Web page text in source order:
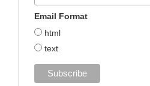
Email Format
html
text